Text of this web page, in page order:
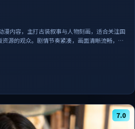
漫内容，主打古装叙事与人物刻画，适合关注国
源的观众。剧情节奏紧凑，画面清晰流畅，可
佳作。
7.0